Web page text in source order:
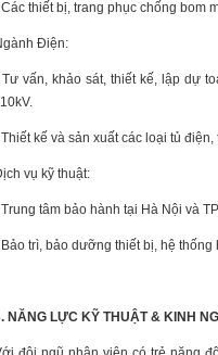
thiết bị, trang phục chống bom
Điện:
vấn, khảo sát, thiết kế, lập dự
kế và sản xuất các loại tủ
vụ kỹ thuật:
tâm bảo hành tại Hà Nội và
trì, bảo dưỡng thiết bị, hệ thống
NĂNG LỰC KỸ THUẬT & KINH